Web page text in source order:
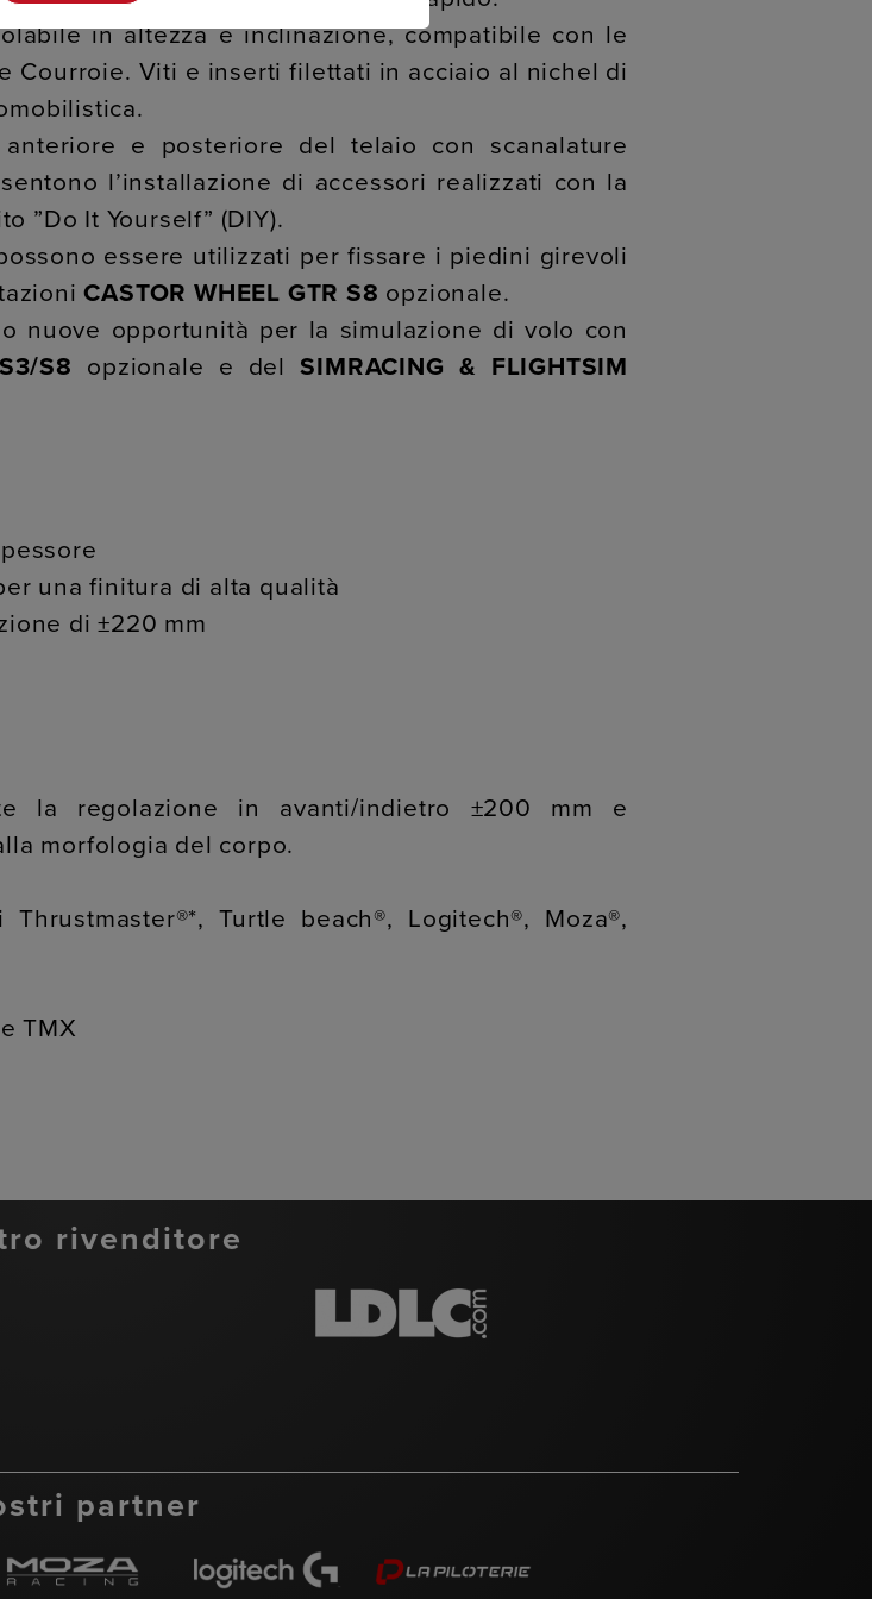
in altezza e inclinazione, compatibile con le
Courroie. Viti e inserti filettati in acciaio al nichel di
e posteriore del telaio con scanalature
l’installazione di accessori realizzati con la
”Do It Yourself” (DIY).
essere utilizzati per fissare i piedini girevoli
CASTOR WHEEL GTR S8 opzionale.
nuove opportunità per la simulazione di volo con
S8 opzionale e delSIMRACING & FLIGHTSIM
una finitura di alta qualità
di ±220 mm
la regolazione in avanti/indietro ±200 mm e
morfologia del corpo.
Turtle beach®, Logitech®, Moza®,
TMX
rivenditore
partner